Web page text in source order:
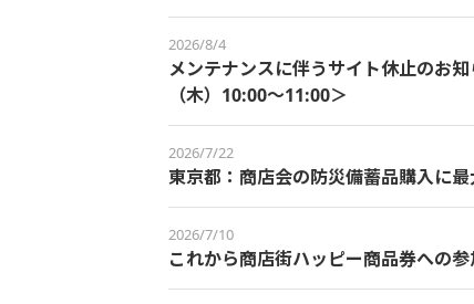
2026/8/4
メンテナンスに伴うサイト休止のお
（木）10:00～11:00＞
2026/7/22
東京都：商店会の防災備蓄品購入に
2026/7/10
これから商店街ハッピー商品券への